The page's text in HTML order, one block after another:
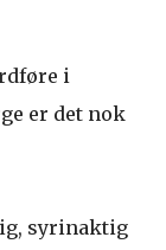
i
er det nok
syrinaktig